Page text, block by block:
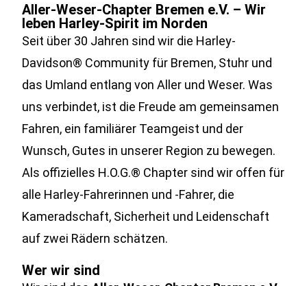
Aller-Weser-Chapter Bremen e.V. – Wir
leben Harley-Spirit im Norden
Seit über 30 Jahren sind wir die Harley-
Davidson® Community für Bremen, Stuhr und
das Umland entlang von Aller und Weser. Was
uns verbindet, ist die Freude am gemeinsamen
Fahren, ein familiärer Teamgeist und der
Wunsch, Gutes in unserer Region zu bewegen.
Als offizielles H.O.G.® Chapter sind wir offen für
alle Harley-Fahrerinnen und -Fahrer, die
Kameradschaft, Sicherheit und Leidenschaft
auf zwei Rädern schätzen.
Wer wir sind